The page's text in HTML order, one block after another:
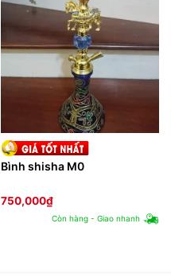
Bình shisha M0
750,000₫
Còn hàng - Giao nhanh